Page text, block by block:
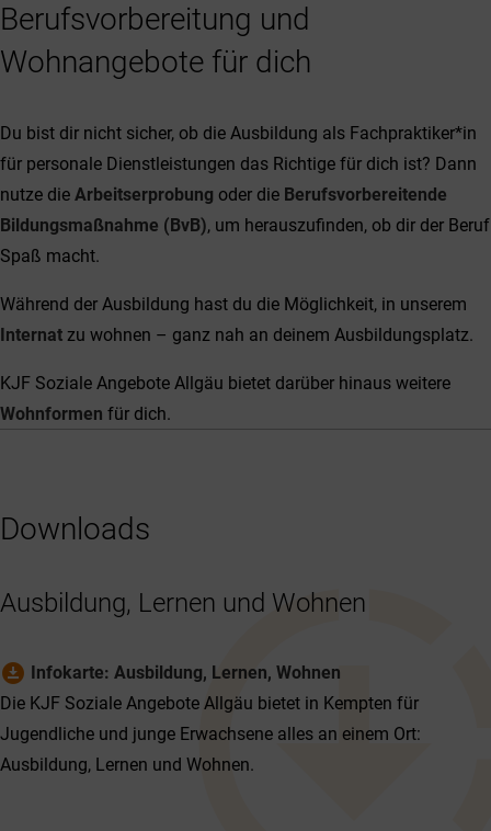
Berufsvorbereitung und
Wohnangebote für dich
Du bist dir nicht sicher, ob die Ausbildung als Fachpraktiker*in
für personale Dienstleistungen das Richtige für dich ist? Dann
nutze die Arbeitserprobung oder die Berufsvorbereitende
Bildungsmaßnahme (BvB), um herauszufinden, ob dir der Beruf
Spaß macht.
Während der Ausbildung hast du die Möglichkeit, in unserem
Internat zu wohnen – ganz nah an deinem Ausbildungsplatz.
KJF Soziale Angebote Allgäu bietet darüber hinaus weitere
Wohnformen für dich.
Downloads
Ausbildung, Lernen und Wohnen
download_for_offline Infokarte: Ausbildung, Lernen, Wohnen
Die KJF Soziale Angebote Allgäu bietet in Kempten für
Jugendliche und junge Erwachsene alles an einem Ort:
Ausbildung, Lernen und Wohnen.